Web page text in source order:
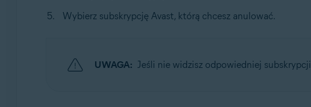
Wybierz subskrypcję Avast, którą chcesz anulować.
UWAGA: Jeśli nie widzisz odpowiedniej